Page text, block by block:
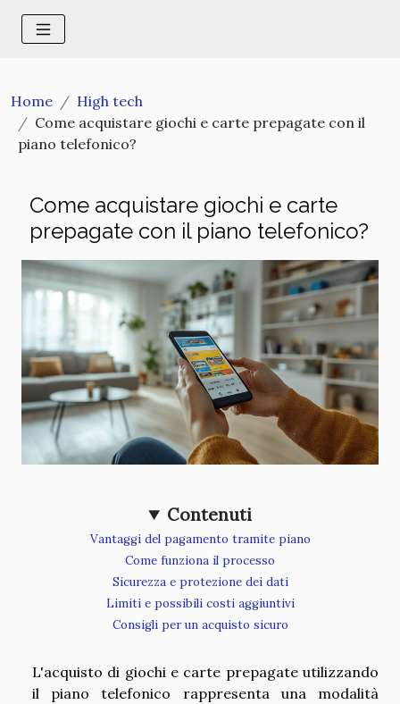
Home
High tech
Come acquistare giochi e carte prepagate con il
piano telefonico?
Come acquistare giochi e carte
prepagate con il piano telefonico?
Contenuti
Vantaggi del pagamento tramite piano
Come funziona il processo
Sicurezza e protezione dei dati
Limiti e possibili costi aggiuntivi
Consigli per un acquisto sicuro
L'acquisto di giochi e carte prepagate utilizzando
il piano telefonico rappresenta una modalità